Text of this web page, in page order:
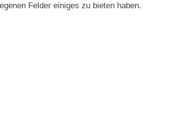
Felder einiges zu bieten haben.